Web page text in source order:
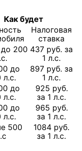
Как будет
Налоговая
ставка
200 437 руб. за
1 л.с.
до
л.с.
897 руб. за
1 л.с.
до
л.с.
925 руб.
за 1 л.с.
до
л.с.
965 руб.
за 1 л.с.
500
1084 руб.
за 1 л.с.